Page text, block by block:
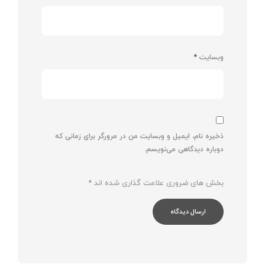
وبسایت *
ذخیره نام، ایمیل و وبسایت من در مرورگر برای زمانی که
دوباره دیدگاهی می‌نویسم.
بخش های ضروری علامت گذاری شده اند *